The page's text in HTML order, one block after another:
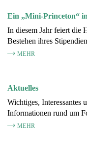
Ein „Mini-Princeton“
In diesem Jahr feiert die
Bestehen ihres
MEHR
Aktuelles
Wichtiges, Interessantes
Informationen rund um
MEHR